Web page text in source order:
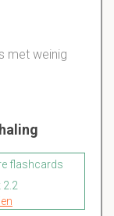
met weinig
flashcards
2.2